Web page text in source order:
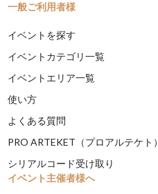
一般ご利用者様
イベントを探す
イベントカテゴリ一覧
イベントエリア一覧
使い方
よくある質問
PRO ARTEKET（プロアルテケト）
シリアルコード受け取り
イベント主催者様へ